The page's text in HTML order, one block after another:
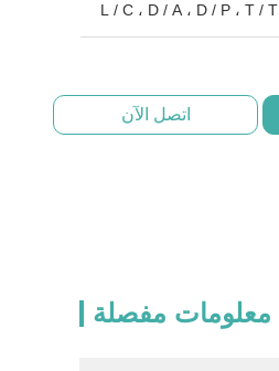
L / C ، D / A ، D / P ، T / T
اتصل الآن
معلومات مفصلة